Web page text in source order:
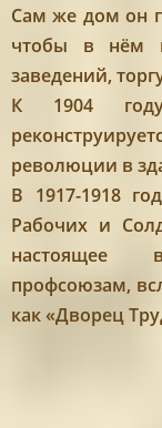
Сам же дом он
чтобы в нём
заведений,
К 1904 году
революции в
В 1917-1918
Рабочих и
настоящее
профсоюзам,
как «Дворец